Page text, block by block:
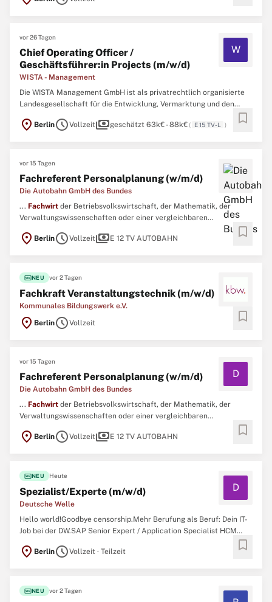
vor 26 Tagen
Chief Operating Officer /
Geschäftsführer:in Projects (m/w/d)
WISTA - Management
W
Die WISTA Management GmbH ist als privatrechtlich organisierte
Landesgesellschaft für die Entwicklung, Vermarktung und den
verantwortlich. Mit den sieben naturwissenschaftlichen Instituten
location_on BerlinscheduleVollzeitpaymentsgeschätzt 63k€ - 88k€( E 15 TV-L ) bookmark
vor 15 Tagen
Fachreferent Personalplanung (w/m/d)
Die Autobahn GmbH des Bundes
... Fachwirt der Betriebsvolkswirtschaft, der Mathematik, der
Verwaltungswissenschaften oder einer vergleichbaren
Personalplanung/Personalcontrolling oder gleichwertige
location_on BerlinscheduleVollzeitpaymentsE 12 TV AUTOBAHN bookmark
fiber_newNEU vor 2 Tagen
Fachkraft Veranstaltungstechnik (m/w/d)
Kommunales Bildungswerk e.V.
location_on BerlinscheduleVollzeit bookmark
vor 15 Tagen
Fachreferent Personalplanung (w/m/d)
Die Autobahn GmbH des Bundes
D
... Fachwirt der Betriebsvolkswirtschaft, der Mathematik, der
Verwaltungswissenschaften oder einer vergleichbaren
Personalplanung/Personalcontrolling oder gleichwertige
location_on BerlinscheduleVollzeitpaymentsE 12 TV AUTOBAHN bookmark
fiber_newNEU Heute
Spezialist/Experte (m/w/d)
Deutsche Welle
D
Hello world!Goodbye censorship.Mehr Berufung als Beruf: Dein IT-
Job bei der DW.SAP Senior Expert / Application Specialist HCM
(w/m/d)Wir suchen für die Distribution, Marketing and Technology
am Standort Bonn oder Berlin zum 1. Oktober 2026 bzw. zum
location_on BerlinscheduleVollzeit · Teilzeit bookmark
fiber_newNEU vor 2 Tagen